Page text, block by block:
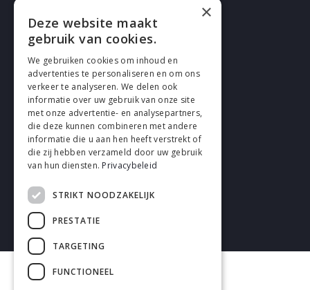
2026 enhrsolutions.com
Cookies
Confidentialité
Déclaration de non-responsabilité
Conditions générales
×
Deze website maakt
gebruik van cookies.
We gebruiken cookies om inhoud en
advertenties te personaliseren en om ons
verkeer te analyseren. We delen ook
informatie over uw gebruik van onze site
met onze advertentie- en analysepartners,
die deze kunnen combineren met andere
informatie die u aan hen heeft verstrekt of
die zij hebben verzameld door uw gebruik
van hun diensten. Privacybeleid
STRIKT NOODZAKELIJK
PRESTATIE
TARGETING
FUNCTIONEEL